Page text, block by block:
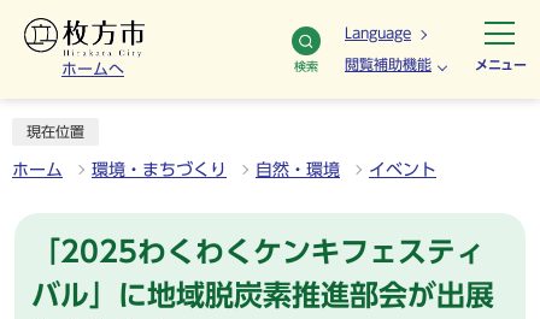
ホームへ 検索
Language
閲覧補助機能 メニュー
現在位置
ホーム 環境・まちづくり 自然・環境 イベント
「2025わくわくケンキフェスティ
バル」に地域脱炭素推進部会が出展